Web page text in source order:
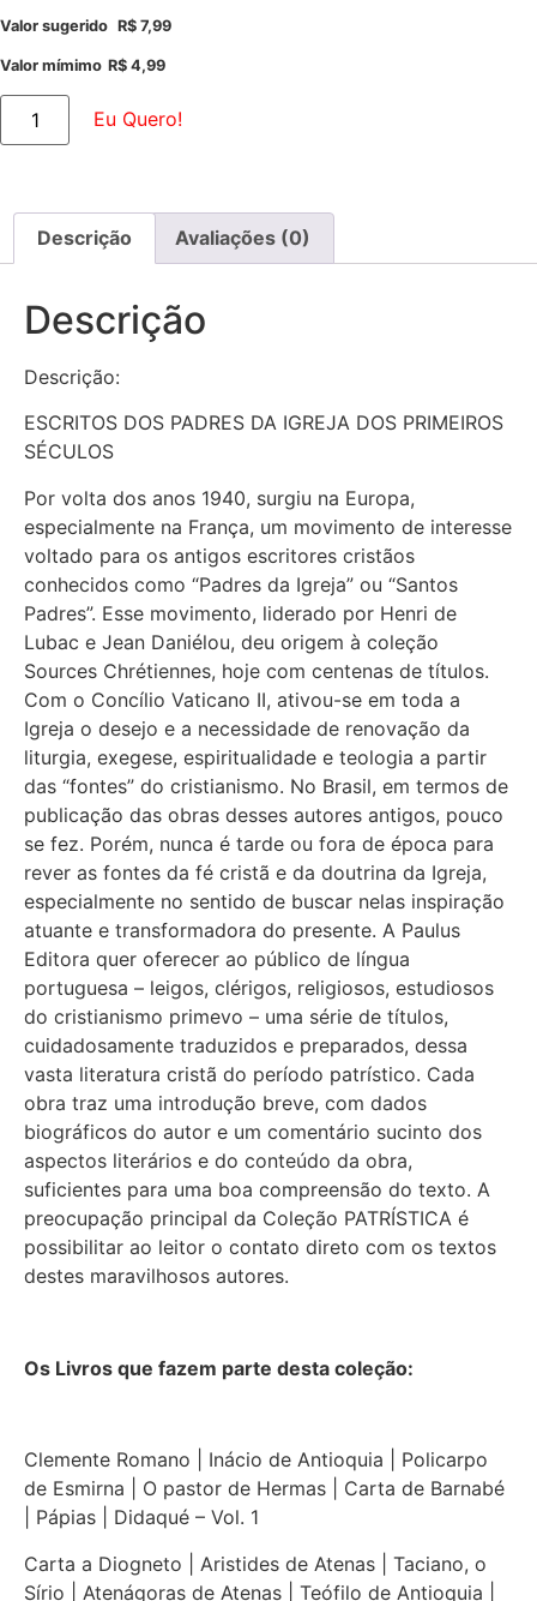
Valor sugerido R$ 7,99
Valor mímimo R$ 4,99
Eu Quero!
Descrição Avaliações (0)
Descrição
Descrição:
ESCRITOS DOS PADRES DA IGREJA DOS PRIMEIROS
SÉCULOS
Por volta dos anos 1940, surgiu na Europa,
especialmente na França, um movimento de interesse
voltado para os antigos escritores cristãos
conhecidos como “Padres da Igreja” ou “Santos
Padres”. Esse movimento, liderado por Henri de
Lubac e Jean Daniélou, deu origem à coleção
Sources Chrétiennes, hoje com centenas de títulos.
Com o Concílio Vaticano II, ativou-se em toda a
Igreja o desejo e a necessidade de renovação da
liturgia, exegese, espiritualidade e teologia a partir
das “fontes” do cristianismo. No Brasil, em termos de
publicação das obras desses autores antigos, pouco
se fez. Porém, nunca é tarde ou fora de época para
rever as fontes da fé cristã e da doutrina da Igreja,
especialmente no sentido de buscar nelas inspiração
atuante e transformadora do presente. A Paulus
Editora quer oferecer ao público de língua
portuguesa – leigos, clérigos, religiosos, estudiosos
do cristianismo primevo – uma série de títulos,
cuidadosamente traduzidos e preparados, dessa
vasta literatura cristã do período patrístico. Cada
obra traz uma introdução breve, com dados
biográficos do autor e um comentário sucinto dos
aspectos literários e do conteúdo da obra,
suficientes para uma boa compreensão do texto. A
preocupação principal da Coleção PATRÍSTICA é
possibilitar ao leitor o contato direto com os textos
destes maravilhosos autores.
Os Livros que fazem parte desta coleção:
Clemente Romano | Inácio de Antioquia | Policarpo
de Esmirna | O pastor de Hermas | Carta de Barnabé
| Pápias | Didaqué – Vol. 1
Carta a Diogneto | Aristides de Atenas | Taciano, o
Sírio | Atenágoras de Atenas | Teófilo de Antioquia |